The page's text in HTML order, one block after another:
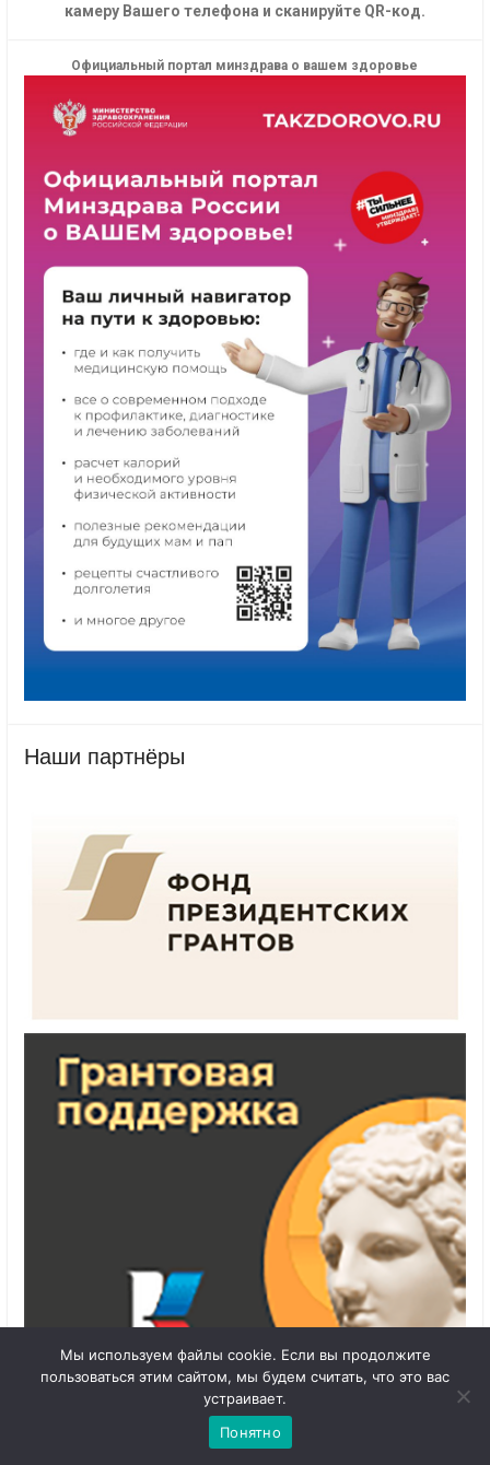
Наши партнёры
Официальный портал минздрава о вашем здоровье
камеру Вашего телефона и сканируйте QR-код.
Мы используем файлы cookie. Если вы продолжите
пользоваться этим сайтом, мы будем считать, что это вас
устраивает.
Понятно
1
Чат с
администратором